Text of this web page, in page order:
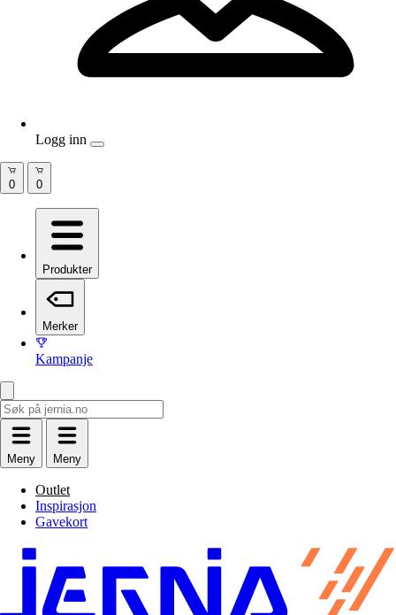
Produkter
Merker
Kampanje
Meny Meny
Outlet
Inspirasjon
Gavekort